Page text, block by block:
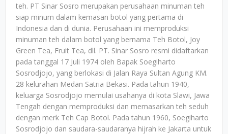
teh. PT Sinar Sosro merupakan perusahaan minuman teh
siap minum dalam kemasan botol yang pertama di
Indonesia dan di dunia. Perusahaan ini memproduksi
minuman teh dalam botol yang bernama Teh Botol, Joy
Green Tea, Fruit Tea, dll. PT. Sinar Sosro resmi didaftarkan
pada tanggal 17 Juli 1974 oleh Bapak Soegiharto
Sosrodjojo, yang berlokasi di Jalan Raya Sultan Agung KM.
28 kelurahan Medan Satria Bekasi. Pada tahun 1940,
keluarga Sosrodjojo memulai usahanya di kota Slawi, Jawa
Tengah dengan memproduksi dan memasarkan teh seduh
dengan merk Teh Cap Botol. Pada tahun 1960, Soegiharto
Sosrodjojo dan saudara-saudaranya hijrah ke Jakarta untuk